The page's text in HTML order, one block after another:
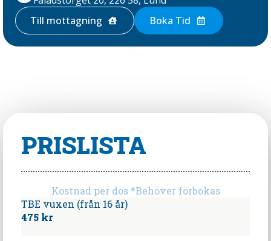
Till mottagning
Boka Tid
PRISLISTA
Kostnad per dos *Behöver förbokas
TBE vuxen (från 16 år)
475 kr